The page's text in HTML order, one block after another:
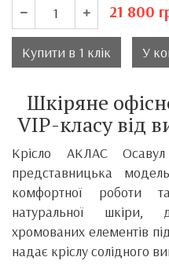
21 800
Купити в 1 клік У
Шкіряне
VIP-класу від
Крісло АКЛАС
представницька
комфортної роботи
натуральної шкіри,
хромованих елементів
надає кріслу солідного